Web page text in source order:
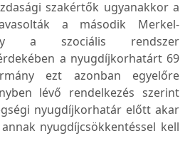
szakértők ugyanakkor a
a második Merkel-
a szociális rendszer
a nyugdíjkorhatárt 69
ezt azonban egyelőre
lévő rendelkezés szerint
nyugdíjkorhatár előtt akar
nyugdíjcsökkentéssel kell